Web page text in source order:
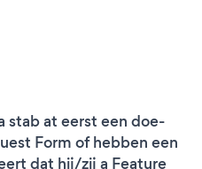
stab at eerst een doe-
Form of hebben een
dat hij/zij a Feature